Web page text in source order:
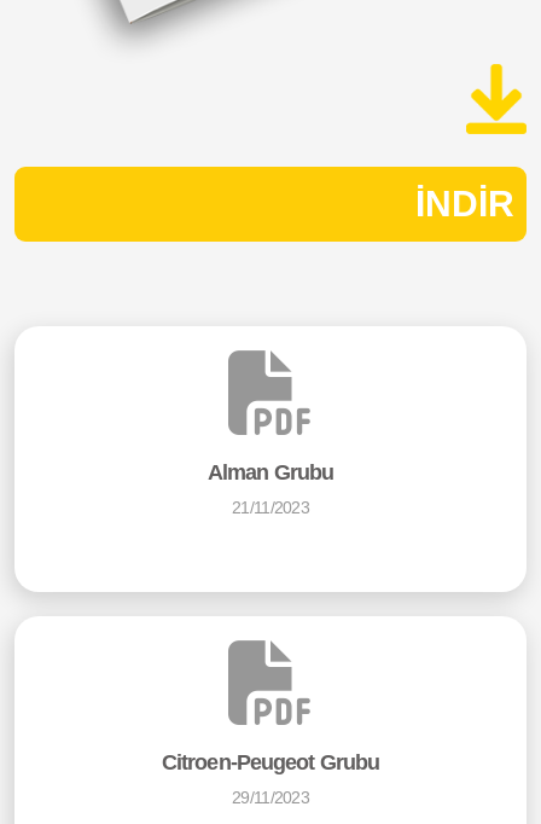
İNDİR
Alman Grubu
21/11/2023
Citroen-Peugeot Grubu
29/11/2023